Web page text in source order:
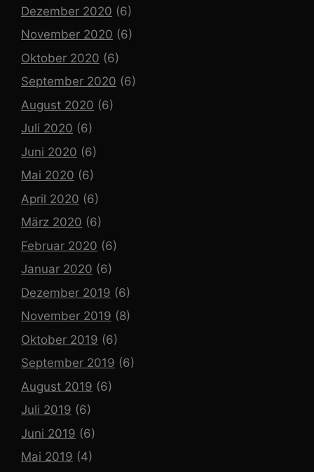
Dezember 2020 (6)
November 2020 (6)
Oktober 2020 (6)
September 2020 (6)
August 2020 (6)
Juli 2020 (6)
Juni 2020 (6)
Mai 2020 (6)
April 2020 (6)
März 2020 (6)
Februar 2020 (6)
Januar 2020 (6)
Dezember 2019 (6)
November 2019 (8)
Oktober 2019 (6)
September 2019 (6)
August 2019 (6)
Juli 2019 (6)
Juni 2019 (6)
Mai 2019 (4)